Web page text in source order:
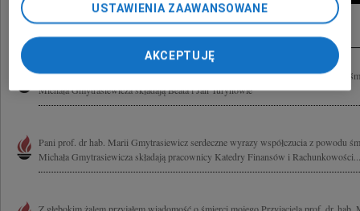
Inne kondolencje
Pani prof. dr hab. Marii Gmytrasiewicz serdeczne wyrazy współczucia z powodu
Michała Gmytrasiewicza składają Beata i Jan Turynowie
Pani prof. dr hab. Marii Gmytrasiewicz serdeczne wyrazy współczucia z powodu
Michała Gmytrasiewicza składają pracownicy Katedry Finansów i Rachunkowości...
USTAWIENIA ZAAWANSOWANE
AKCEPTUJĘ